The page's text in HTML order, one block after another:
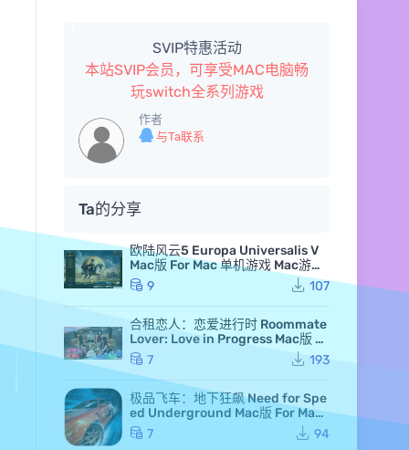
SVIP特惠活动
本站SVIP会员，可享受MAC电脑畅
玩switch全系列游戏
作者
与Ta联系
Ta的分享
欧陆风云5 Europa Universalis V
Mac版 For Mac 单机游戏 Mac游戏
高级白金版 全DLC版
9 107
合租恋人：恋爱进行时 Roommate
Lover: Love in Progress Mac版 Fo
r Mac GameStart Mac游戏
7 193
极品飞车：地下狂飙 Need for Spe
ed Underground Mac版 For Mac
极品飞车7 Mac游戏
7 94